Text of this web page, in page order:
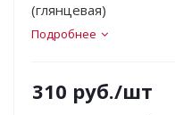
(глянцевая)
Подробнее
310 руб./шт